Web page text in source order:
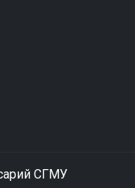
СГМУ